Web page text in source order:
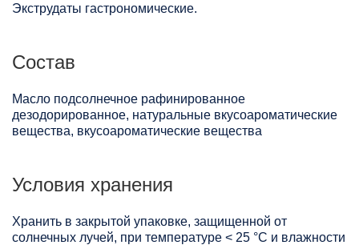
Экструдаты гастрономические.
Состав
Масло подсолнечное рафинированное
дезодорированное, натуральные вкусоароматические
вещества, вкусоароматические вещества
Условия хранения
Хранить в закрытой упаковке, защищенной от
солнечных лучей, при температуре < 25 °C и влажности